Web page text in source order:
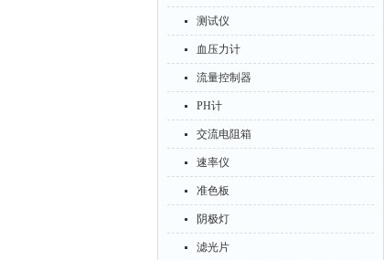
测试仪
血压力计
流量控制器
PH计
交流电阻箱
速率仪
准色板
阴极灯
滤光片